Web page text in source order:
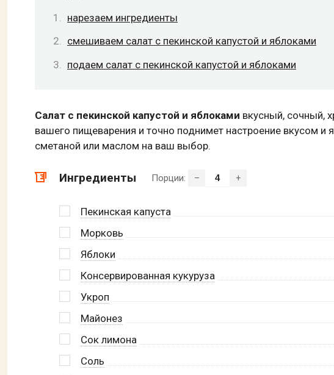
нарезаем ингредиенты
смешиваем салат с пекинской капустой и яблоками
подаем салат с пекинской капустой и яблоками
Салат с пекинской капустой и яблоками вкусный, сочный,
вашего пищеварения и точно поднимет настроение вкусом
сметаной или маслом на ваш выбор.
Ингредиенты Порции: – +
Пекинская капуста
Морковь
Яблоки
Консервированная кукуруза
Укроп
Майонез
Сок лимона
Соль